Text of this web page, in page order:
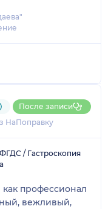
НаПоправку
После записи
/ Гастроскопия
профессионал
вежливый,